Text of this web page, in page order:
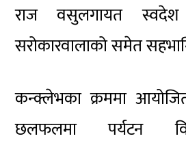
राज वसुलगायत
सरोकारवालाको समेत
कन्क्लेभका क्रममा
छलफलमा पर्यटन